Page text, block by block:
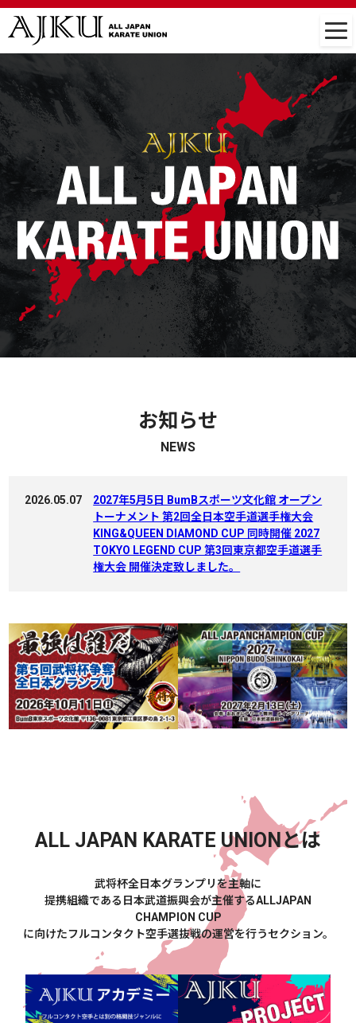
お知らせ
NEWS
2026.05.07
2027年5月5日 BumBスポーツ文化館 オープン
トーナメント 第2回全日本空手道選手権大会
KING&QUEEN DIAMOND CUP 同時開催 2027
TOKYO LEGEND CUP 第3回東京都空手道選手
権大会 開催決定致しました。
ALL JAPAN KARATE UNIONとは
武将杯全日本グランプリを主軸に
提携組織である日本武道振興会が主催するALLJAPAN
CHAMPION CUP
に向けたフルコンタクト空手選抜戦の運営を行うセクション。